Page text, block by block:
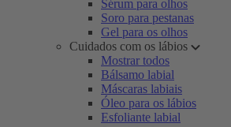
Sérum para olhos
Soro para pestanas
Gel para os olhos
Cuidados com os lábios
Mostrar todos
Bálsamo labial
Máscaras labiais
Óleo para os lábios
Esfoliante labial